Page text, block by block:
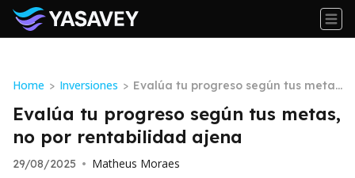
Home > Inversiones > Evalúa tu progreso según tus meta
s, no por rentabilidad ajena
Evalúa tu progreso según tus metas,
no por rentabilidad ajena
29/08/2025 • Matheus Moraes